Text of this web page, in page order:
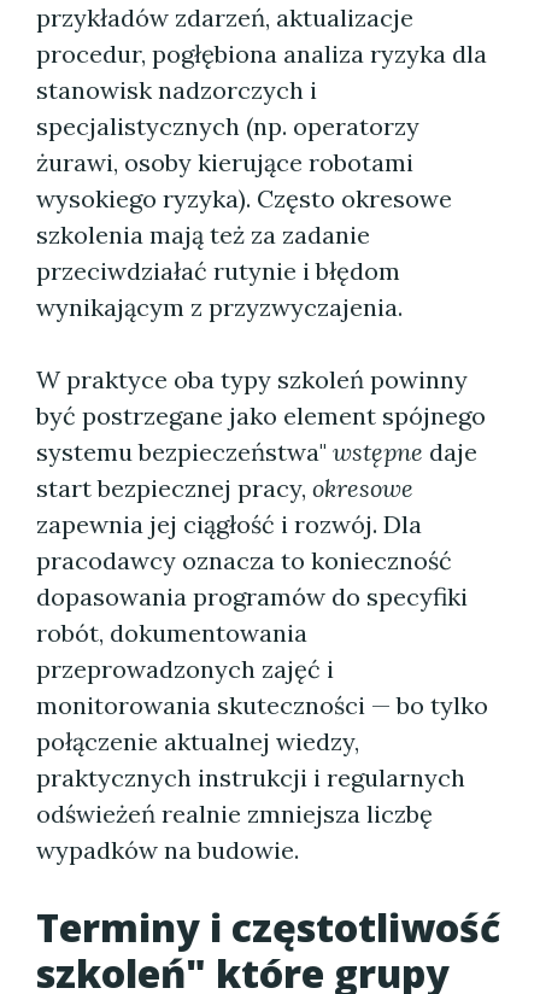
przykładów zdarzeń, aktualizacje
procedur, pogłębiona analiza ryzyka dla
stanowisk nadzorczych i
specjalistycznych (np. operatorzy
żurawi, osoby kierujące robotami
wysokiego ryzyka). Często okresowe
szkolenia mają też za zadanie
przeciwdziałać rutynie i błędom
wynikającym z przyzwyczajenia.
W praktyce oba typy szkoleń powinny
być postrzegane jako element spójnego
systemu bezpieczeństwa" wstępne daje
start bezpiecznej pracy, okresowe
zapewnia jej ciągłość i rozwój. Dla
pracodawcy oznacza to konieczność
dopasowania programów do specyfiki
robót, dokumentowania
przeprowadzonych zajęć i
monitorowania skuteczności — bo tylko
połączenie aktualnej wiedzy,
praktycznych instrukcji i regularnych
odświeżeń realnie zmniejsza liczbę
wypadków na budowie.
Terminy i częstotliwość
szkoleń" które grupy